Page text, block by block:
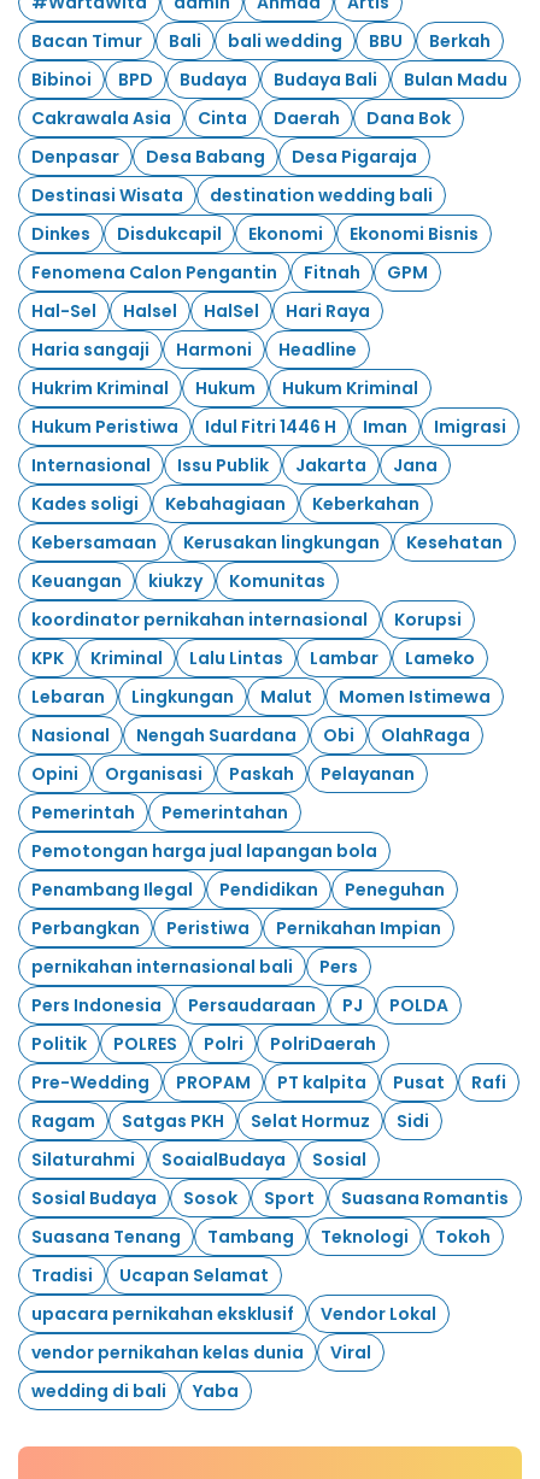
Bacan Timur
Bali bali wedding BBU
Berkah
Bibinoi
BPD Budaya Budaya Bali
Bulan Madu
Cakrawala Asia
Cinta Daerah
Dana Bok
Denpasar
Desa Babang
Desa Pigaraja
Destinasi Wisata
destination wedding bali
Dinkes
Disdukcapil Ekonomi
Ekonomi Bisnis
Fenomena Calon Pengantin
Fitnah
GPM
Hal-Sel
Halsel HalSel
Hari Raya
Haria sangaji
Harmoni
Headline
Hukrim Kriminal
Hukum
Hukum Kriminal
Hukum Peristiwa
Idul Fitri 1446 H Iman
Imigrasi
Internasional
Issu Publik Jakarta
Jana
Kades soligi
Kebahagiaan
Keberkahan
Kebersamaan
Kerusakan lingkungan
Kesehatan
Keuangan
kiukzy
Komunitas
koordinator pernikahan internasional
Korupsi
KPK
Kriminal Lalu Lintas Lambar
Lameko
Lebaran
Lingkungan Malut
Momen Istimewa
Nasional
Nengah Suardana Obi
OlahRaga
Opini
Organisasi Paskah
Pelayanan
Pemerintah
Pemerintahan
Pemotongan harga jual lapangan bola
Penambang Ilegal
Pendidikan
Peneguhan
Perbangkan
Peristiwa
Pernikahan Impian
pernikahan internasional bali
Pers
Pers Indonesia
Persaudaraan PJ
POLDA
Politik
POLRES Polri
PolriDaerah
Pre-Wedding
PROPAM PT kalpita Pusat
Rafi
Ragam
Satgas PKH Selat Hormuz
Sidi
Silaturahmi
SoaialBudaya
Sosial
Sosial Budaya
Sosok Sport
Suasana Romantis
Suasana Tenang
Tambang Teknologi
Tokoh
Tradisi
Ucapan Selamat
upacara pernikahan eksklusif
Vendor Lokal
vendor pernikahan kelas dunia
Viral
wedding di bali
Yaba